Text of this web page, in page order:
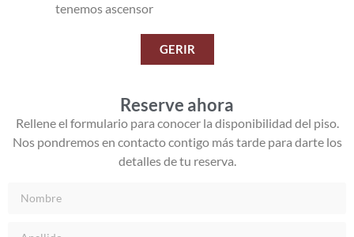
tenemos ascensor
GERIR
Reserve ahora
Rellene el formulario para conocer la disponibilidad del piso.
Nos pondremos en contacto contigo más tarde para darte los
detalles de tu reserva.